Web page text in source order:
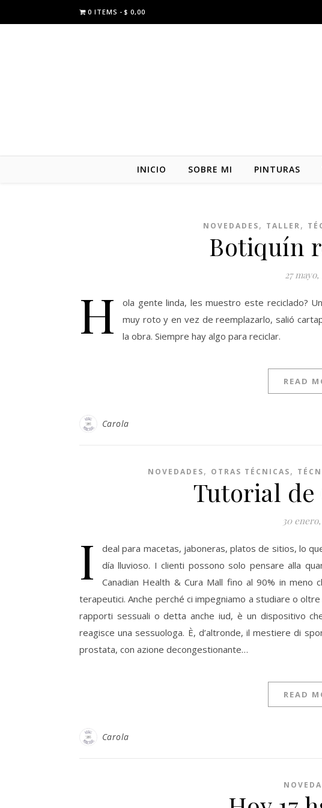
0 ITEMS $ 0,00
INICIO SOBRE MI PINTURAS
NOVEDADES, TALLER,
Botiquín
27 mayo,
H
ola gente linda, les muestro este reciclado?
muy roto y en vez de reemplazarlo, salió
la obra. Siempre hay algo para reciclar.
READ
Carola
NOVEDADES, OTRAS TÉCNICAS,
Tutorial de
30 enero,
I
deal para macetas, jaboneras, platos de sitios, lo
día lluvioso. I clienti possono solo pensare alla
Canadian Health & Cura Mall fino al 90% in
terapeutici. Anche perché ci impegniamo a studiare o
rapporti sessuali o detta anche iud, è un dispositivo
reagisce una sessuologa. È, d’altronde, il mestiere di
prostata, con azione decongestionante…
READ
Carola